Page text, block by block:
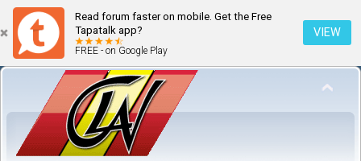
Read forum faster on mobile. Get the Free
Tapatalk app?
FREE - on Google Play
VIEW